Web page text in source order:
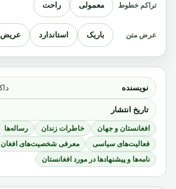
نویسنده
تاریخ انتشار
افغانستان و جهان خاطرات زندان
رساله‌ها
فعالیت‌های سیاسی
معرفی شخصیت‌های افغان
نامه‌ها و پیشنهادها در مورد افغانستان
تراکم خطوط معمولی راحت
عرض متن باریک استاندارد عریض